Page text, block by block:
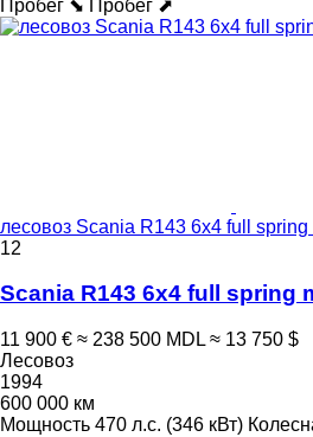
Пробег ⬊ Пробег ⬈
лесовоз Scania R143 6x4 full spring
12
Scania R143 6x4 full spring
11 900 € ≈ 238 500 MDL ≈ 13 750 $
Лесовоз
1994
600 000 км
Мощность 470 л.с. (346 кВт)